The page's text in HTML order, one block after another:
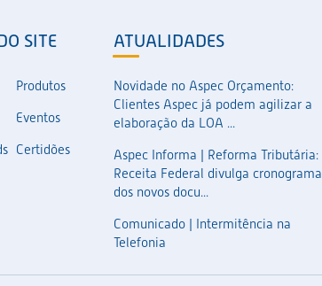
SITE
Produtos
Eventos
Certidões
ATUALIDADES
Novidade no Aspec Orçamento:
Clientes Aspec já podem agilizar a
elaboração da LOA ...
Aspec Informa | Reforma Tributária:
Receita Federal divulga cronograma
dos novos docu...
Comunicado | Intermitência na
Telefonia